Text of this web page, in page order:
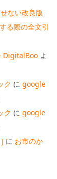
ない改良版
る際の全文引
DigitalBoo よ
ク に google
ク に google
に お市のか